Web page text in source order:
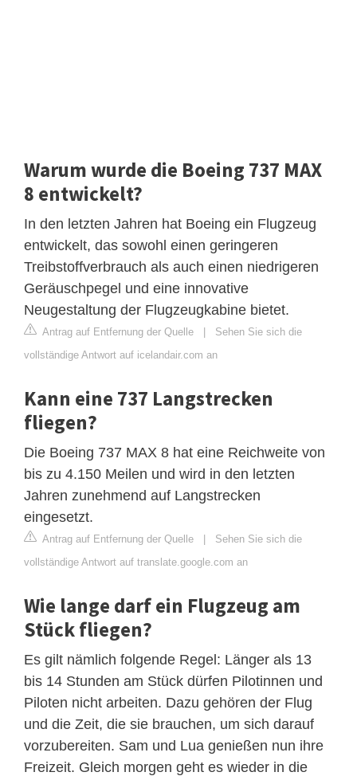
Warum wurde die Boeing 737 MAX
8 entwickelt?
In den letzten Jahren hat Boeing ein Flugzeug
entwickelt, das sowohl einen geringeren
Treibstoffverbrauch als auch einen niedrigeren
Geräuschpegel und eine innovative
Neugestaltung der Flugzeugkabine bietet.
Antrag auf Entfernung der Quelle | Sehen Sie sich die
vollständige Antwort auf icelandair.com an
Kann eine 737 Langstrecken
fliegen?
Die Boeing 737 MAX 8 hat eine Reichweite von
bis zu 4.150 Meilen und wird in den letzten
Jahren zunehmend auf Langstrecken
eingesetzt.
Antrag auf Entfernung der Quelle | Sehen Sie sich die
vollständige Antwort auf translate.google.com an
Wie lange darf ein Flugzeug am
Stück fliegen?
Es gilt nämlich folgende Regel: Länger als 13
bis 14 Stunden am Stück dürfen Pilotinnen und
Piloten nicht arbeiten. Dazu gehören der Flug
und die Zeit, die sie brauchen, um sich darauf
vorzubereiten. Sam und Lua genießen nun ihre
Freizeit. Gleich morgen geht es wieder in die